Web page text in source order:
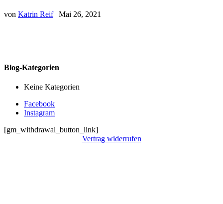
von Katrin Reif| Mai 26, 2021
Blog-Kategorien
Keine Kategorien
Facebook
Instagram
[gm_withdrawal_button_link]
Vertrag widerrufen